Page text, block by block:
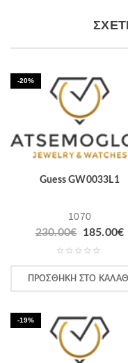
-20%
Guess GW0033L1
1070
230.00€ 185.00€
ΠΡΟΣΘΉΚΗ ΣΤΟ ΚΑΛΆΘΙ
-19%